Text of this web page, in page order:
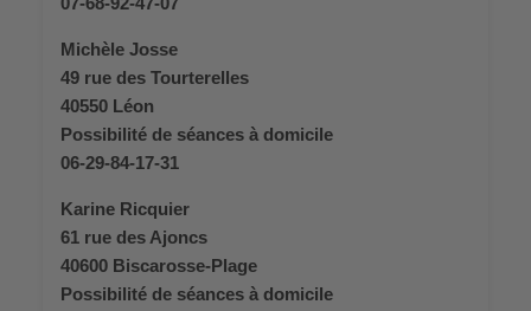
Michèle Josse
49 rue des Tourterelles
40550 Léon
Possibilité de séances à domicile
06-29-84-17-31
Karine Ricquier
61 rue des Ajoncs
40600 Biscarosse-Plage
Possibilité de séances à domicile